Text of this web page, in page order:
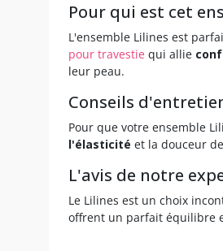
Pour qui est cet
L'ensemble Lilines est
pour travestie qui allie
leur peau.
Conseils
Pour que votre ensemble
l'élasticité et la douceur
L'avis de notre
Le Lilines est un choix
offrent un parfait équilibre